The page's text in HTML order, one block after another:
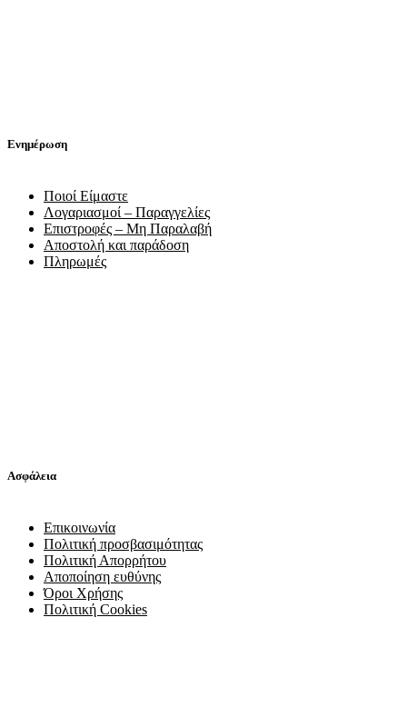
Ενημέρωση
Ποιοί Είμαστε
Λογαριασμοί – Παραγγελίες
Επιστροφές – Μη Παραλαβή
Αποστολή και παράδοση
Πληρωμές
Ασφάλεια
Επικοινωνία
Πολιτική προσβασιμότητας
Πολιτική Απορρήτου
Αποποίηση ευθύνης
Όροι Χρήσης
Πολιτική Cookies